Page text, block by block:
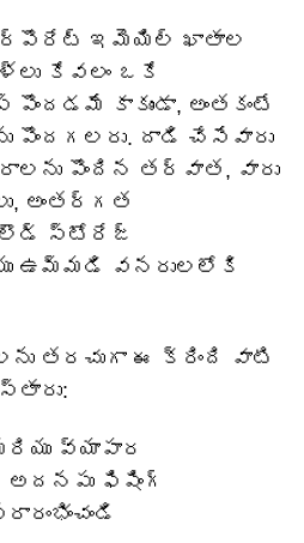
ఇమెయిల్ ఖాతాల
కేవలం ఒకే
కాకుండా, అంతకంటే
పొందగలరు. దాడి చేసేవారు
పొందిన తర్వాత, వారు
అంతర్గత
స్టోరేజ్
ఉమ్మడి వనరులలోకి
తరచుగా ఈ క్రింది వాటి
వ్యాపార
ఫిషింగ్